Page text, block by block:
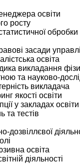
освіти
росту
засади
освіта
викладання
та науково-
викладача
якості освіти
у закладах освіти
та тестів
дозвіллєвої
освіта
діяльності